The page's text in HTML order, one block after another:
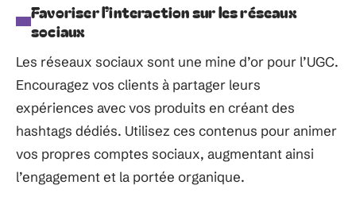
Favoriser l’interaction sur les réseaux
sociaux
Les réseaux sociaux sont une mine d’or pour l’UGC.
Encouragez vos clients à partager leurs
expériences avec vos produits en créant des
hashtags dédiés. Utilisez ces contenus pour animer
vos propres comptes sociaux, augmentant ainsi
l’engagement et la portée organique.